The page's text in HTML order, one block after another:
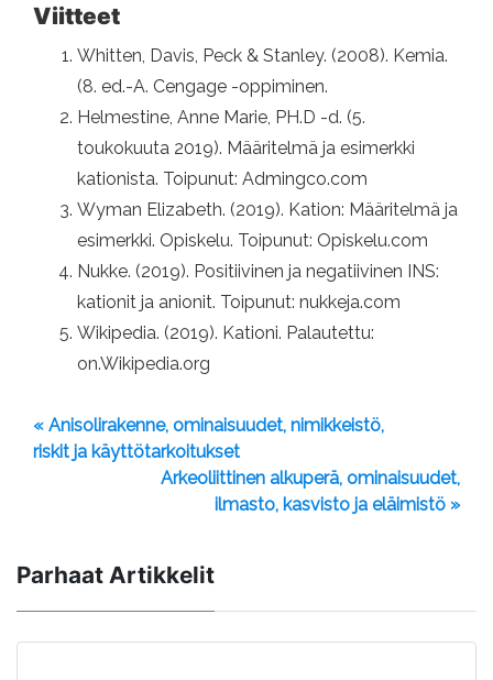
Viitteet
Whitten, Davis, Peck & Stanley. (2008). Kemia.
(8. ed.-A. Cengage -oppiminen.
Helmestine, Anne Marie, PH.D -d. (5.
toukokuuta 2019). Määritelmä ja esimerkki
kationista. Toipunut: Admingco.com
Wyman Elizabeth. (2019). Kation: Määritelmä ja
esimerkki. Opiskelu. Toipunut: Opiskelu.com
Nukke. (2019). Positiivinen ja negatiivinen INS:
kationit ja anionit. Toipunut: nukkeja.com
Wikipedia. (2019). Kationi. Palautettu:
on.Wikipedia.org
« Anisolirakenne, ominaisuudet, nimikkeistö,
riskit ja käyttötarkoitukset
Arkeoliittinen alkuperä, ominaisuudet,
ilmasto, kasvisto ja eläimistö »
Parhaat Artikkelit